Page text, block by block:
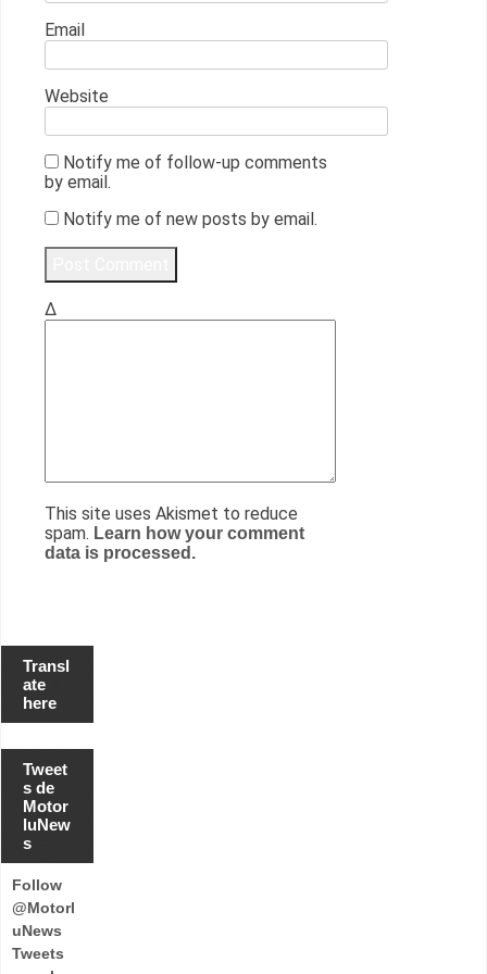
Email
Website
Notify me of follow-up comments
by email.
Notify me of new posts by email.
Δ
This site uses Akismet to reduce
spam. Learn how your comment
data is processed.
Transl
ate
here
Tweet
s de
Motor
luNew
s
Follow
@Motorl
uNews
Tweets